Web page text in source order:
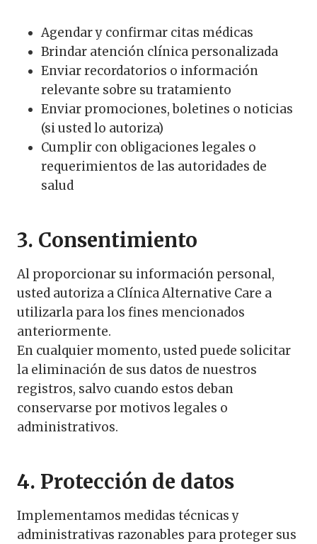
Agendar y confirmar citas médicas
Brindar atención clínica personalizada
Enviar recordatorios o información
relevante sobre su tratamiento
Enviar promociones, boletines o noticias
(si usted lo autoriza)
Cumplir con obligaciones legales o
requerimientos de las autoridades de
salud
3. Consentimiento
Al proporcionar su información personal,
usted autoriza a Clínica Alternative Care a
utilizarla para los fines mencionados
anteriormente.
En cualquier momento, usted puede solicitar
la eliminación de sus datos de nuestros
registros, salvo cuando estos deban
conservarse por motivos legales o
administrativos.
4. Protección de datos
Implementamos medidas técnicas y
administrativas razonables para proteger sus